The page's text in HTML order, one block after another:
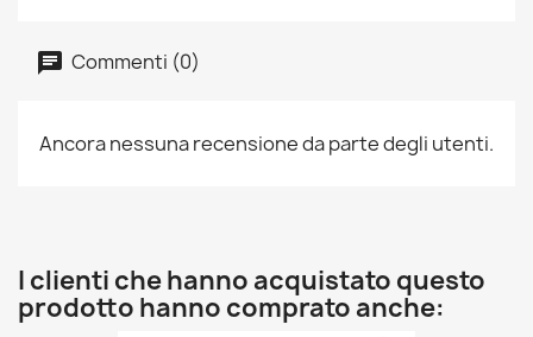
Commenti (0)
Ancora nessuna recensione da parte degli utenti.
I clienti che hanno acquistato questo
prodotto hanno comprato anche: